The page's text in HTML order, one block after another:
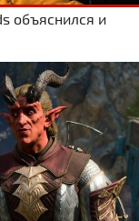
объяснился и